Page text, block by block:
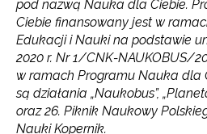
pod nazwą Nauka dla Ciebie.
Ciebie finansowany jest w
Edukacji i Nauki na podstawie
2020 r. Nr 1/CNK-NAUKOBUS/
w ramach Programu Nauka dla
są działania „Naukobus”, „
oraz 26. Piknik Naukowy
Nauki Kopernik.
Newsletter ORE
Zapisz się i bądź na bieżąco
informacjami